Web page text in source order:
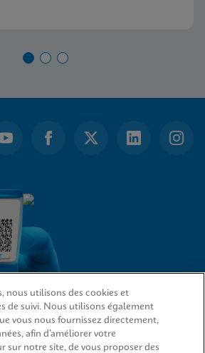
nous utilisons des cookies et
de suivi. Nous utilisons également
vous nous fournissez directement,
afin d’améliorer votre
sur notre site, de vous proposer des